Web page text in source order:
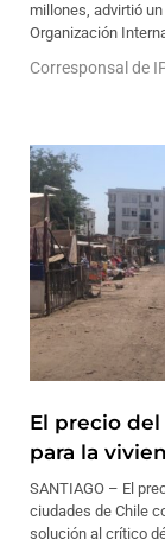
millones, advirtió
Organización
Corresponsal de
El precio
para la
SANTIAGO – El
ciudades de Chile
solución al crítico